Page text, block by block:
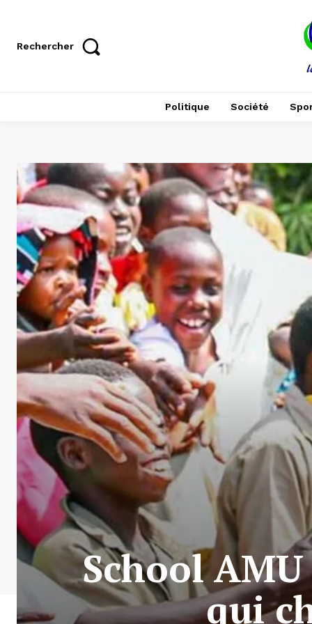
Rechercher
Politique Société
School
qui